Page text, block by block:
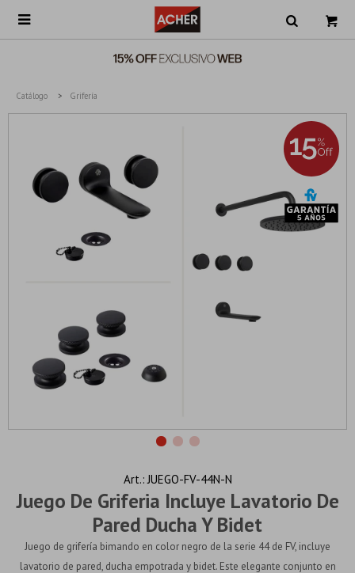

Catálogo Grifería
Juego De Griferia Incluye Lavatorio De
Pared Ducha Y Bidet
JUEGO-FV-44N-N
Juego de grifería bimando en color negro de la serie 44 de FV, incluye
lavatorio de pared, ducha empotrada y bidet. Este elegante conjunto en